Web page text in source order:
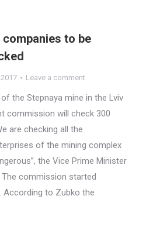
to be
Leave a comment
the Stepnaya mine in the Lviv
commission will check 300
are checking all the
of the mining complex
the Vice Prime Minister
The commission started
According to Zubko the